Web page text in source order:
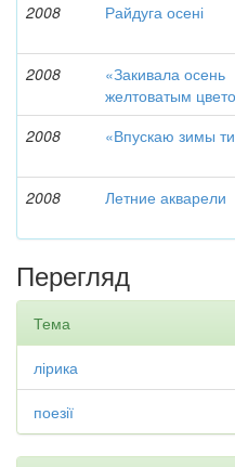
2008
Райдуга осені
2008
«Закивала осень
желтоватым
2008
«Впускаю зимы
2008
Летние акварели
Перегляд
Тема
лірика
поезії